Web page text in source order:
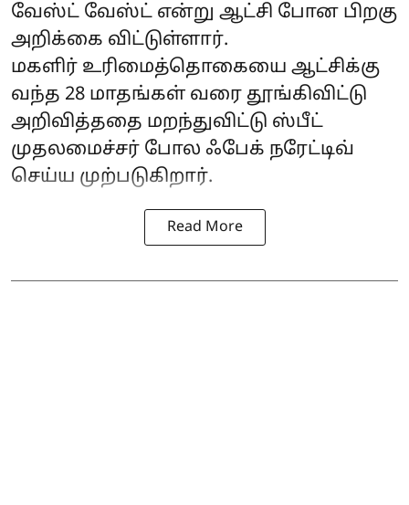
வேஸ்ட் வேஸ்ட் என்று ஆட்சி போன பிறகு
அறிக்கை விட்டுள்ளார்.
மகளிர் உரிமைத்தொகையை ஆட்சிக்கு
வந்த 28 மாதங்கள் வரை தூங்கிவிட்டு
அறிவித்ததை மறந்துவிட்டு ஸ்பீட்
முதலமைச்சர் போல ஃபேக் நரேட்டிவ்
செய்ய முற்படுகிறார்.
Read More